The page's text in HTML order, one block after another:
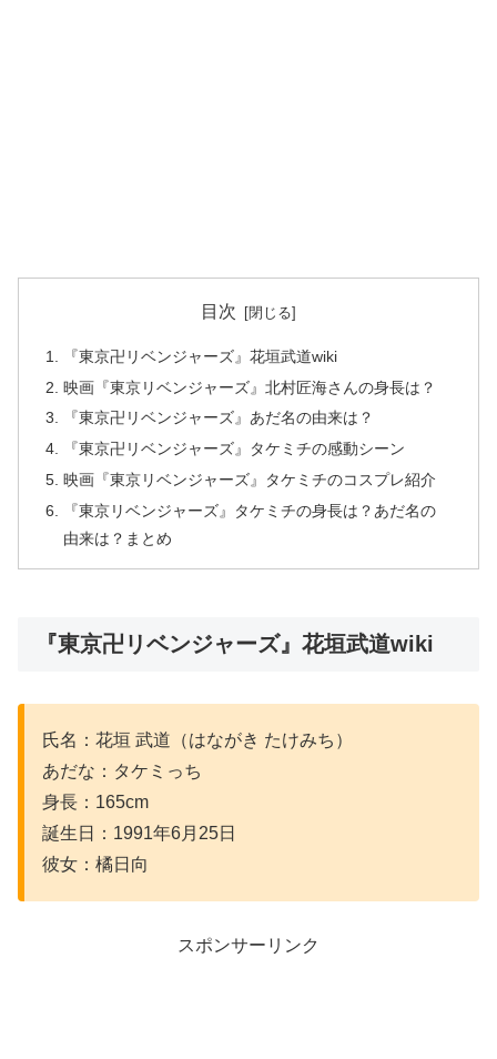
目次
『東京卍リベンジャーズ』花垣武道wiki
映画『東京リベンジャーズ』北村匠海さんの身長は？
『東京卍リベンジャーズ』あだ名の由来は？
『東京卍リベンジャーズ』タケミチの感動シーン
映画『東京リベンジャーズ』タケミチのコスプレ紹介
『東京リベンジャーズ』タケミチの身長は？あだ名の
由来は？まとめ
『東京卍リベンジャーズ』花垣武道wiki
氏名：花垣 武道（はながき たけみち）
あだな：タケミっち
身長：165cm
誕生日：1991年6月25日
彼女：橘日向
スポンサーリンク